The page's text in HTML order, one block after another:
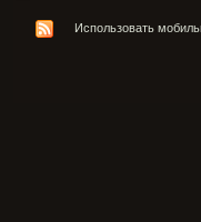
Использовать